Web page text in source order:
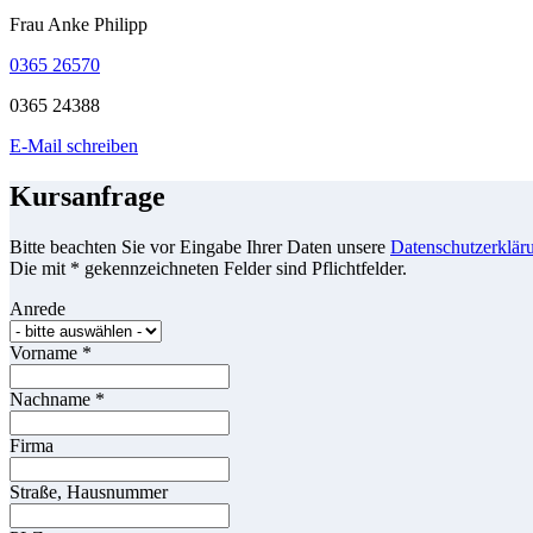
Frau Anke Philipp
0365 26570
0365 24388
E-Mail schreiben
Kursanfrage
Bitte beachten Sie vor Eingabe Ihrer Daten unsere
Die mit * gekennzeichneten Felder sind Pflichtfelder.
Anrede
Vorname *
Nachname *
Firma
Straße, Hausnummer